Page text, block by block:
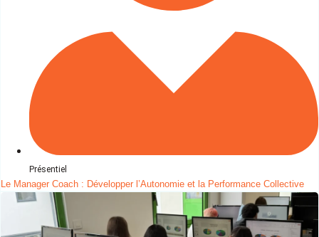
Présentiel
Le Manager Coach : Développer l’Autonomie et la Performance Collective